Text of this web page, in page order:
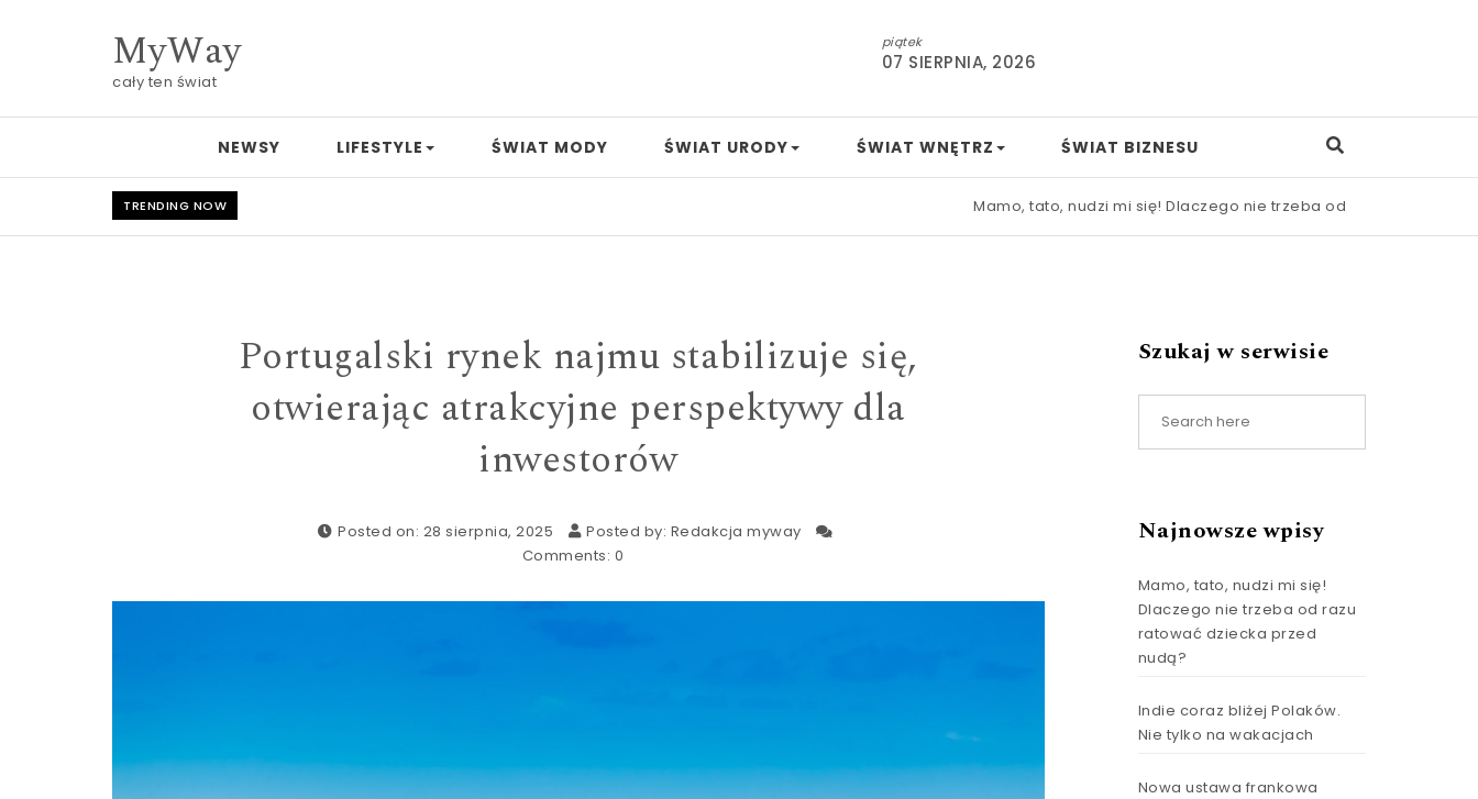
MyWay
cały ten świat
piątek
07 SIERPNIA, 2026
NEWSY LIFESTYLE ŚWIAT MODY ŚWIAT URODY ŚWIAT WNĘTRZ ŚWIAT BIZNESU
TRENDING NOW Mamo, tato, nudzi mi się! Dlaczego nie trzeba od razu ratować
Portugalski rynek najmu stabilizuje się,
otwierając atrakcyjne perspektywy dla
inwestorów
Posted on: 28 sierpnia, 2025 Posted by: Redakcja myway
Comments: 0
Szukaj w serwisie
Najnowsze wpisy
Mamo, tato, nudzi mi się!
Dlaczego nie trzeba od razu
ratować dziecka przed
nudą?
Indie coraz bliżej Polaków.
Nie tylko na wakacjach
Nowa ustawa frankowa